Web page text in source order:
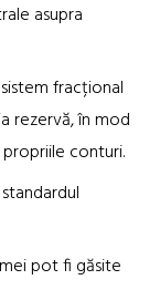
asupra
fracțional
rezervă, în mod
conturi.
pot fi găsite